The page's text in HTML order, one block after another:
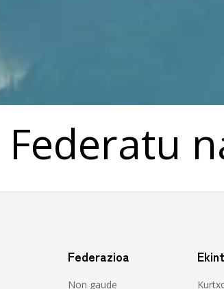
Federatu
Federazioa
Non gaude